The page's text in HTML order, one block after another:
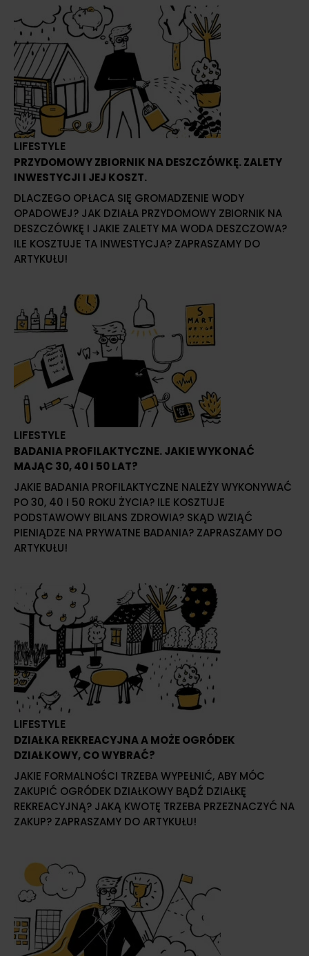
LIFESTYLE
PRZYDOMOWY ZBIORNIK NA DESZCZÓWKĘ. ZALETY
INWESTYCJI I JEJ KOSZT.
DLACZEGO OPŁACA SIĘ GROMADZENIE WODY
OPADOWEJ? JAK DZIAŁA PRZYDOMOWY ZBIORNIK NA
DESZCZÓWKĘ I JAKIE ZALETY MA WODA DESZCZOWA?
ILE KOSZTUJE TA INWESTYCJA? ZAPRASZAMY DO
ARTYKUŁU!
LIFESTYLE
BADANIA PROFILAKTYCZNE. JAKIE WYKONAĆ
MAJĄC 30, 40 I 50 LAT?
JAKIE BADANIA PROFILAKTYCZNE NALEŻY WYKONYWAĆ
PO 30, 40 I 50 ROKU ŻYCIA? ILE KOSZTUJE
PODSTAWOWY BILANS ZDROWIA? SKĄD WZIĄĆ
PIENIĄDZE NA PRYWATNE BADANIA? ZAPRASZAMY DO
ARTYKUŁU!
LIFESTYLE
DZIAŁKA REKREACYJNA A MOŻE OGRÓDEK
DZIAŁKOWY, CO WYBRAĆ?
JAKIE FORMALNOŚCI TRZEBA WYPEŁNIĆ, ABY MÓC
ZAKUPIĆ OGRÓDEK DZIAŁKOWY BĄDŹ DZIAŁKĘ
REKREACYJNĄ? JAKĄ KWOTĘ TRZEBA PRZEZNACZYĆ NA
ZAKUP? ZAPRASZAMY DO ARTYKUŁU!